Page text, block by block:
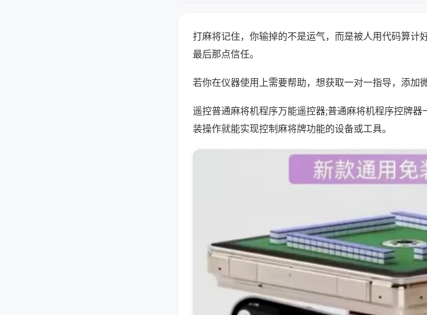
打麻将记住，你输掉的不是运气，而是被人用代码算计
最后那点信任。
若你在仪器使用上需要帮助，想获取一对一指导，添加
遥控普通麻将机程序万能遥控器;普通麻将机程序控牌
装操作就能实现控制麻将牌功能的设备或工具。